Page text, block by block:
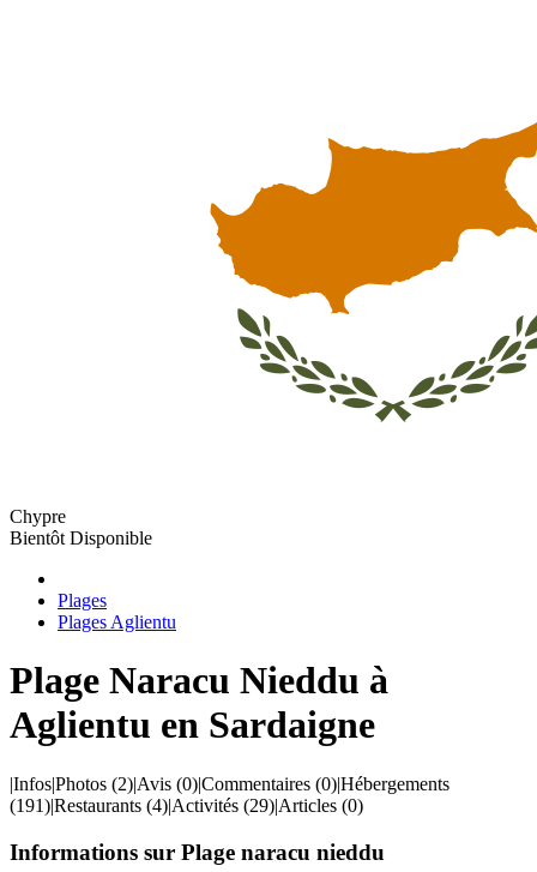
Chypre
Bientôt Disponible
Plages
Plages Aglientu
Plage Naracu Nieddu à
Aglientu en Sardaigne
|Infos|Photos (2)|Avis (0)|Commentaires (0)|Hébergements
(191)|Restaurants (4)|Activités (29)|Articles (0)
Informations sur Plage naracu nieddu